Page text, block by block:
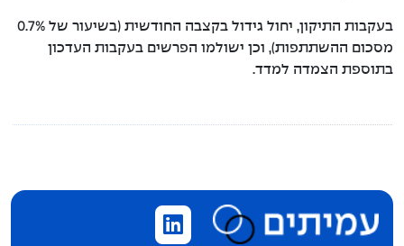
בעקבות התיקון, יחול גידול בקצבה החודשית (בשיעור של 0.7%
מסכום ההשתתפות), וכן ישולמו הפרשים בעקבות העדכון
בתוספת הצמדה למדד.